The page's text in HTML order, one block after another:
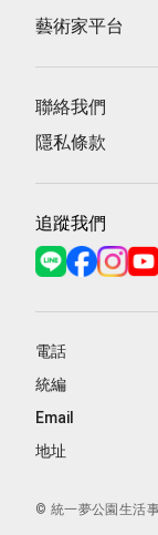
藝術家平台
聯絡我們
隱私條款
追蹤我們
電話
統編
Email
地址
© 統一夢公園生活